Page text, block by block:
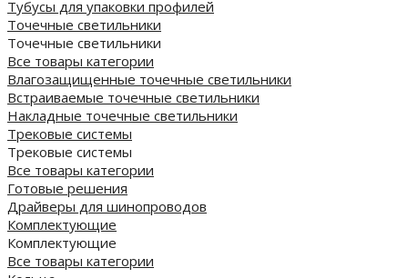
Тубусы для упаковки профилей
Точечные светильники
Точечные светильники
Все товары категории
Влагозащищенные точечные светильники
Встраиваемые точечные светильники
Накладные точечные светильники
Трековые системы
Трековые системы
Все товары категории
Готовые решения
Драйверы для шинопроводов
Комплектующие
Комплектующие
Все товары категории